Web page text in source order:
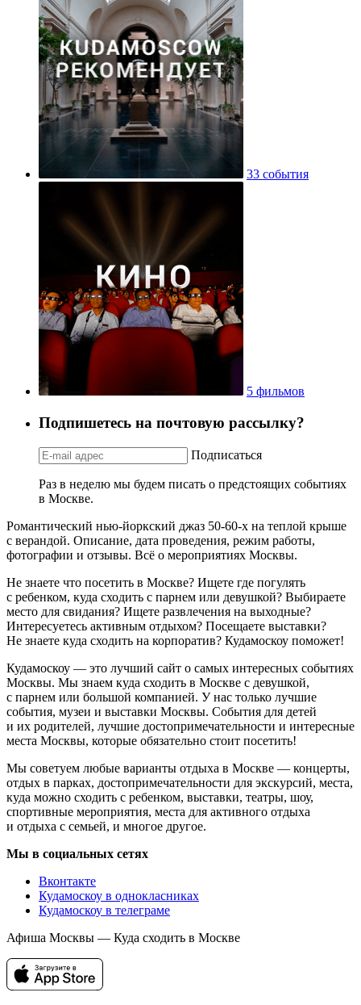
33 события
5 фильмов
Подпишетесь на почтовую рассылку?
Подписаться
Раз в неделю мы будем писать о предстоящих событиях
в Москве.
Романтический нью-йоркский джаз 50-60-х на теплой крыше
с верандой. Описание, дата проведения, режим работы,
фотографии и отзывы. Всё о мероприятиях Москвы.
Не знаете что посетить в Москве? Ищете где погулять
с ребенком, куда сходить с парнем или девушкой? Выбираете
место для свидания? Ищете развлечения на выходные?
Интересуетесь активным отдыхом? Посещаете выставки?
Не знаете куда сходить на корпоратив? Кудамоскоу поможет!
Кудамоскоу — это лучший сайт о самых интересных событиях
Москвы. Мы знаем куда сходить в Москве с девушкой,
с парнем или большой компанией. У нас только лучшие
события, музеи и выставки Москвы. События для детей
и их родителей, лучшие достопримечательности и интересные
места Москвы, которые обязательно стоит посетить!
Мы советуем любые варианты отдыха в Москве — концерты,
отдых в парках, достопримечательности для экскурсий, места,
куда можно сходить с ребенком, выставки, театры, шоу,
спортивные мероприятия, места для активного отдыха
и отдыха с семьей, и многое другое.
Мы в социальных сетях
Вконтакте
Кудамоскоу в однокласниках
Кудамоскоу в телеграме
Афиша Москвы — Куда сходить в Москве